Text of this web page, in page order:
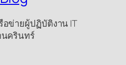
ข่ายผู้ปฏิบัติงาน IT
นครินทร์